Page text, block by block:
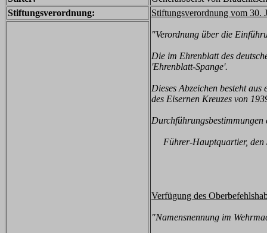
Stiftungsverordnung:
Stiftungsverordnung vom 30.
"Verordnung über die
Die im Ehrenblatt des
'Ehrenblatt-Spange'.
Dieses Abzeichen besteht
des Eisernen Kreuzes von
Führer-Hauptquartier, den
Verfügung des
"Namensnennung im